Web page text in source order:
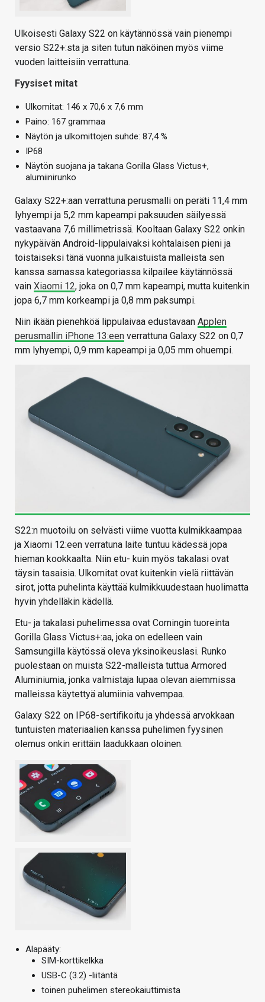
Ulkoisesti Galaxy S22 on käytännössä vain pienempi
versio S22+:sta ja siten tutun näköinen myös viime
vuoden laitteisiin verrattuna.
Fyysiset mitat
Ulkomitat: 146 x 70,6 x 7,6 mm
Paino: 167 grammaa
Näytön ja ulkomittojen suhde: 87,4 %
IP68
Näytön suojana ja takana Gorilla Glass Victus+,
alumiinirunko
Galaxy S22+:aan verrattuna perusmalli on peräti 11,4 mm
lyhyempi ja 5,2 mm kapeampi paksuuden säilyessä
vastaavana 7,6 millimetrissä. Kooltaan Galaxy S22 onkin
nykypäivän Android-lippulaivaksi kohtalaisen pieni ja
toistaiseksi tänä vuonna julkaistuista malleista sen
kanssa samassa kategoriassa kilpailee käytännössä
vain Xiaomi 12, joka on 0,7 mm kapeampi, mutta kuitenkin
jopa 6,7 mm korkeampi ja 0,8 mm paksumpi.
Niin ikään pienehköä lippulaivaa edustavaan Applen
perusmallin iPhone 13:een verrattuna Galaxy S22 on 0,7
mm lyhyempi, 0,9 mm kapeampi ja 0,05 mm ohuempi.
S22:n muotoilu on selvästi viime vuotta kulmikkaampaa
ja Xiaomi 12:een verratuna laite tuntuu kädessä jopa
hieman kookkaalta. Niin etu- kuin myös takalasi ovat
täysin tasaisia. Ulkomitat ovat kuitenkin vielä riittävän
sirot, jotta puhelinta käyttää kulmikkuudestaan huolimatta
hyvin yhdelläkin kädellä.
Etu- ja takalasi puhelimessa ovat Corningin tuoreinta
Gorilla Glass Victus+:aa, joka on edelleen vain
Samsungilla käytössä oleva yksinoikeuslasi. Runko
puolestaan on muista S22-malleista tuttua Armored
Aluminiumia, jonka valmistaja lupaa olevan aiemmissa
malleissa käytettyä alumiinia vahvempaa.
Galaxy S22 on IP68-sertifikoitu ja yhdessä arvokkaan
tuntuisten materiaalien kanssa puhelimen fyysinen
olemus onkin erittäin laadukkaan oloinen.
Alapääty:
SIM-korttikelkka
USB-C (3.2) -liitäntä
toinen puhelimen stereokaiuttimista